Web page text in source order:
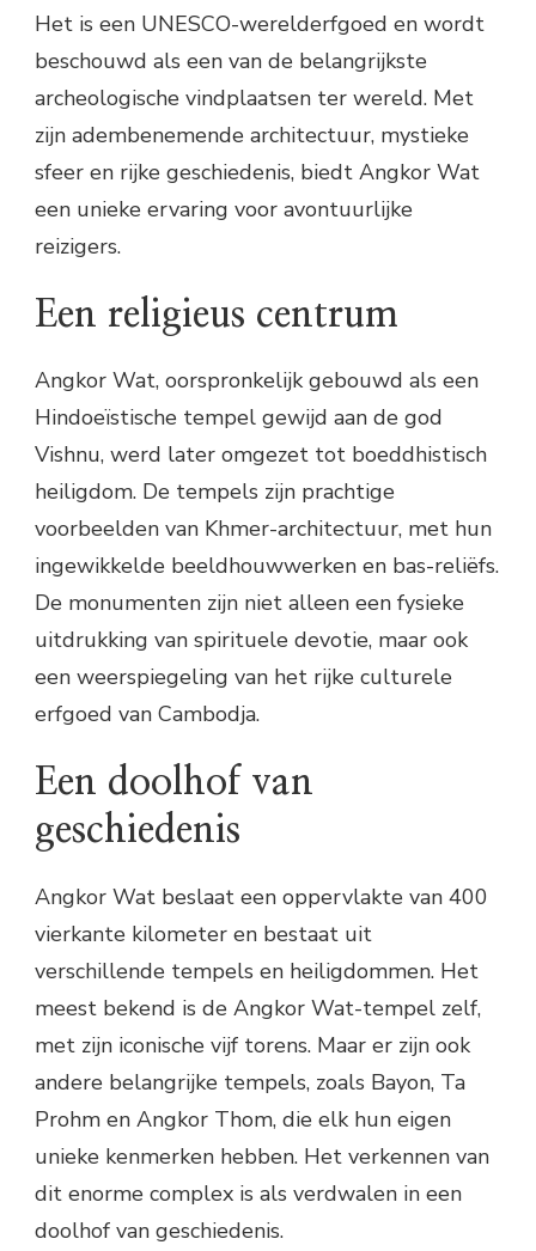
Het is een UNESCO-werelderfgoed en wordt
beschouwd als een van de belangrijkste
archeologische vindplaatsen ter wereld. Met
zijn adembenemende architectuur, mystieke
sfeer en rijke geschiedenis, biedt Angkor Wat
een unieke ervaring voor avontuurlijke
reizigers.
Een religieus centrum
Angkor Wat, oorspronkelijk gebouwd als een
Hindoeïstische tempel gewijd aan de god
Vishnu, werd later omgezet tot boeddhistisch
heiligdom. De tempels zijn prachtige
voorbeelden van Khmer-architectuur, met hun
ingewikkelde beeldhouwwerken en bas-reliëfs.
De monumenten zijn niet alleen een fysieke
uitdrukking van spirituele devotie, maar ook
een weerspiegeling van het rijke culturele
erfgoed van Cambodja.
Een doolhof van
geschiedenis
Angkor Wat beslaat een oppervlakte van 400
vierkante kilometer en bestaat uit
verschillende tempels en heiligdommen. Het
meest bekend is de Angkor Wat-tempel zelf,
met zijn iconische vijf torens. Maar er zijn ook
andere belangrijke tempels, zoals Bayon, Ta
Prohm en Angkor Thom, die elk hun eigen
unieke kenmerken hebben. Het verkennen van
dit enorme complex is als verdwalen in een
doolhof van geschiedenis.